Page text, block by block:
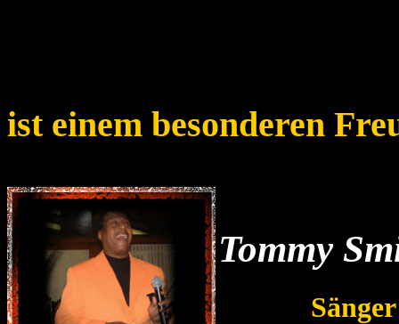
ist einem besonderen
Tommy